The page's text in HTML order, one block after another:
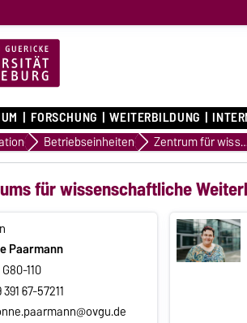
FORSCHUNG WEITERBILDUNG
Betriebseinheiten Zentrum für
für wissenschaftliche
Paarmann
110
67-57211